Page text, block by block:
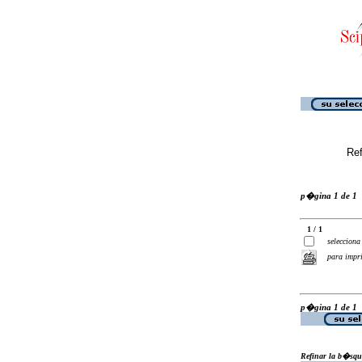
p�gina 1 de 1
1 / 1
selecciona
para
p�gina 1 de 1
Refinar la